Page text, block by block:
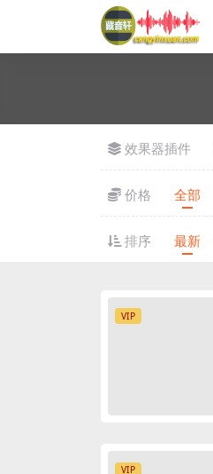
效果器插件
价格 全部
排序 最新
VIP
VIP